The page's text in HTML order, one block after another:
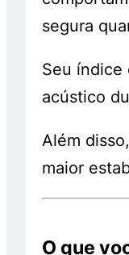
segura
Seu índice
acústico
Além
maior
O que